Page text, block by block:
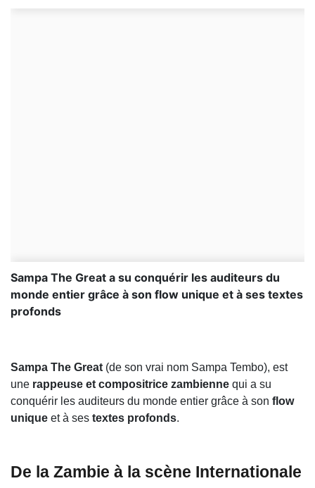
Sampa The Great a su conquérir les auditeurs du
monde entier grâce à son flow unique et à ses textes
profonds
Sampa The Great (de son vrai nom Sampa Tembo), est
une rappeuse et compositrice zambienne qui a su
conquérir les auditeurs du monde entier grâce à son flow
unique et à ses textes profonds.
De la Zambie à la scène Internationale